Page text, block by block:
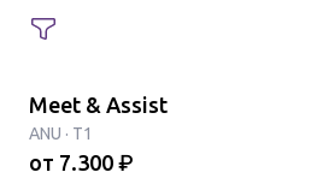
Meet & Assist
ANU · T1
от 7.300 ₽